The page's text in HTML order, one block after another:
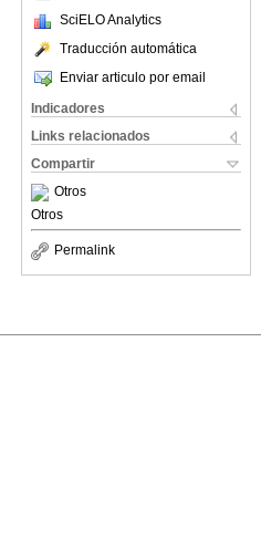
SciELO Analytics
Traducción automática
Enviar articulo por email
Indicadores
Links relacionados
Compartir
Otros
Otros
Permalink